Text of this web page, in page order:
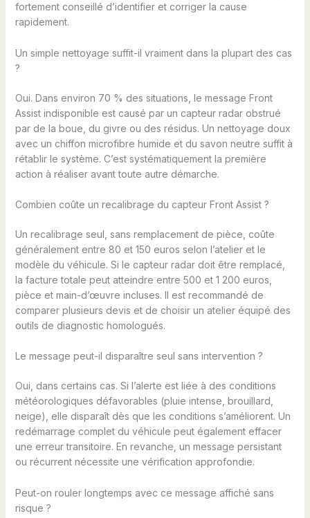
fortement conseillé d’identifier et corriger la cause
rapidement.
Un simple nettoyage suffit-il vraiment dans la plupart des cas
?
Oui. Dans environ 70 % des situations, le message Front
Assist indisponible est causé par un capteur radar obstrué
par de la boue, du givre ou des résidus. Un nettoyage doux
avec un chiffon microfibre humide et du savon neutre suffit à
rétablir le système. C’est systématiquement la première
action à réaliser avant toute autre démarche.
Combien coûte un recalibrage du capteur Front Assist ?
Un recalibrage seul, sans remplacement de pièce, coûte
généralement entre 80 et 150 euros selon l’atelier et le
modèle du véhicule. Si le capteur radar doit être remplacé,
la facture totale peut atteindre entre 500 et 1 200 euros,
pièce et main-d’œuvre incluses. Il est recommandé de
comparer plusieurs devis et de choisir un atelier équipé des
outils de diagnostic homologués.
Le message peut-il disparaître seul sans intervention ?
Oui, dans certains cas. Si l’alerte est liée à des conditions
météorologiques défavorables (pluie intense, brouillard,
neige), elle disparaît dès que les conditions s’améliorent. Un
redémarrage complet du véhicule peut également effacer
une erreur transitoire. En revanche, un message persistant
ou récurrent nécessite une vérification approfondie.
Peut-on rouler longtemps avec ce message affiché sans
risque ?